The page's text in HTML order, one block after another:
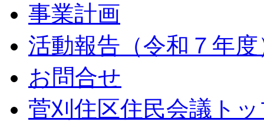
事業計画
活動報告（令和７年度
お問合せ
菅刈住区住民会議ト